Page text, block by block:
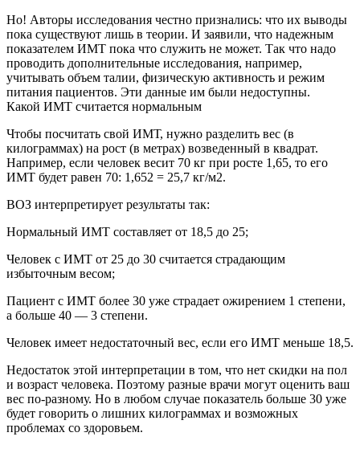
Но! Авторы исследования честно признались: что их выводы
пока существуют лишь в теории. И заявили, что надежным
показателем ИМТ пока что служить не может. Так что надо
проводить дополнительные исследования, например,
учитывать объем талии, физическую активность и режим
питания пациентов. Эти данные им были недоступны.
Какой ИМТ считается нормальным
Чтобы посчитать свой ИМТ, нужно разделить вес (в
килограммах) на рост (в метрах) возведенный в квадрат.
Например, если человек весит 70 кг при росте 1,65, то его
ИМТ будет равен 70: 1,652 = 25,7 кг/м2.
ВОЗ интерпретирует результаты так:
Нормальный ИМТ составляет от 18,5 до 25;
Человек с ИМТ от 25 до 30 считается страдающим
избыточным весом;
Пациент с ИМТ более 30 уже страдает ожирением 1 степени,
а больше 40 — 3 степени.
Человек имеет недостаточный вес, если его ИМТ меньше 18,5.
Недостаток этой интерпретации в том, что нет скидки на пол
и возраст человека. Поэтому разные врачи могут оценить ваш
вес по-разному. Но в любом случае показатель больше 30 уже
будет говорить о лишних килограммах и возможных
проблемах со здоровьем.